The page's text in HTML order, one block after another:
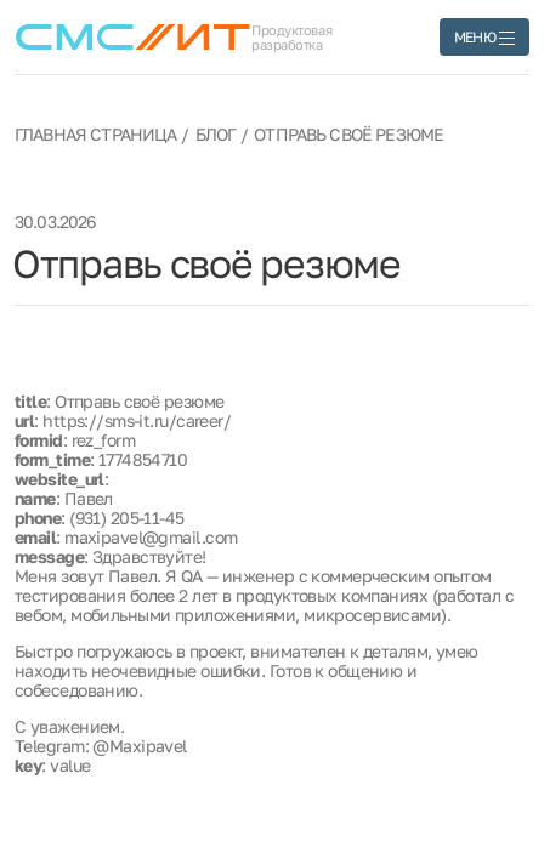
Продуктовая
разработка
МЕНЮ
ГЛАВНАЯ СТРАНИЦА БЛОГ ОТПРАВЬ СВОЁ РЕЗЮМЕ
Отправь своё резюме
30.03.2026
title: Отправь своё резюме
url: https://sms-it.ru/career/
formid: rez_form
form_time: 1774854710
website_url:
name: Павел
phone: (931) 205-11-45
email: maxipavel@gmail.com
message: Здравствуйте!
Меня зовут Павел. Я QA — инженер с коммерческим опытом
тестирования более 2 лет в продуктовых компаниях (работал с
вебом, мобильными приложениями, микросервисами).
Быстро погружаюсь в проект, внимателен к деталям, умею
находить неочевидные ошибки. Готов к общению и
собеседованию.
С уважением.
Telegram: @Maxipavel
key: value